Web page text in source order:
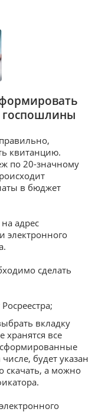
госпошлины
квитанцию.
по 20-значному
в бюджет
адрес
электронного
сделать
вкладку
хранятся все
сформированные
будет указан
скачать, а можно